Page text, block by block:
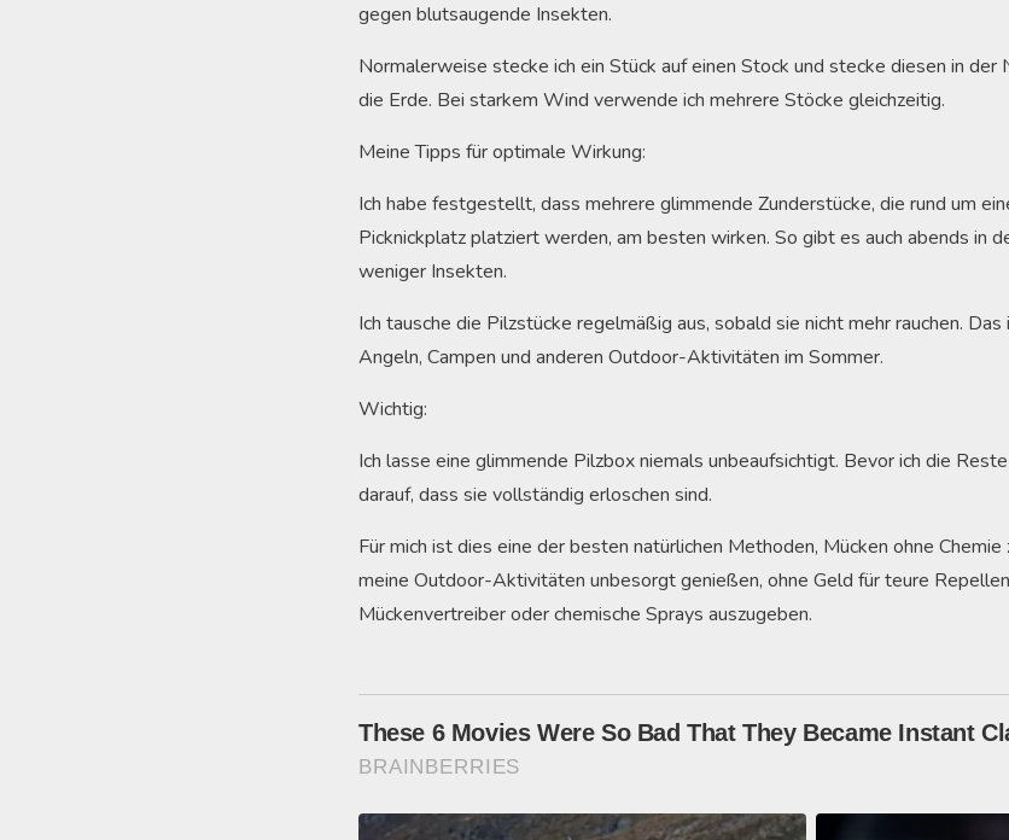
gegen blutsaugende Insekten.
Normalerweise stecke ich ein Stück auf einen Stock und stecke diesen in der
die Erde. Bei starkem Wind verwende ich mehrere Stöcke gleichzeitig.
Meine Tipps für optimale Wirkung:
Ich habe festgestellt, dass mehrere glimmende Zunderstücke, die rund um
Picknickplatz platziert werden, am besten wirken. So gibt es auch abends in
weniger Insekten.
Ich tausche die Pilzstücke regelmäßig aus, sobald sie nicht mehr rauchen.
Angeln, Campen und anderen Outdoor-Aktivitäten im Sommer.
Wichtig:
Ich lasse eine glimmende Pilzbox niemals unbeaufsichtigt. Bevor ich die
darauf, dass sie vollständig erloschen sind.
Für mich ist dies eine der besten natürlichen Methoden, Mücken ohne Chemie
meine Outdoor-Aktivitäten unbesorgt genießen, ohne Geld für teure
Mückenvertreiber oder chemische Sprays auszugeben.